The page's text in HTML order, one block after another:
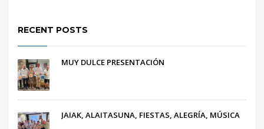
RECENT POSTS
MUY DULCE PRESENTACIÓN
JAIAK, ALAITASUNA, FIESTAS, ALEGRÍA, MÚSICA